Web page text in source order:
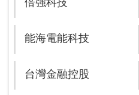
倍強科技
能海電能科技
台灣金融控股